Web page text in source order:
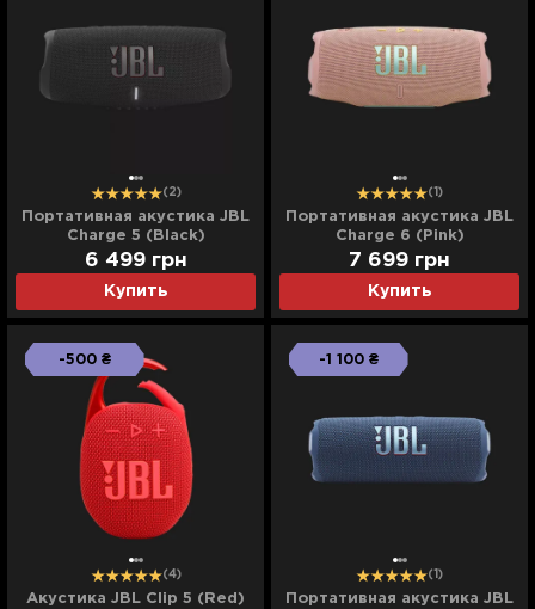
(2)
Портативная акустика JBL
Charge 5 (Black)
Купить
6 499 грн
(1)
Портативная акустика JBL
Charge 6 (Pink)
Купить
7 699 грн
-500 ₴
(4)
Акустика JBL Clip 5 (Red)
-1 100 ₴
(1)
Портативная акустика JBL